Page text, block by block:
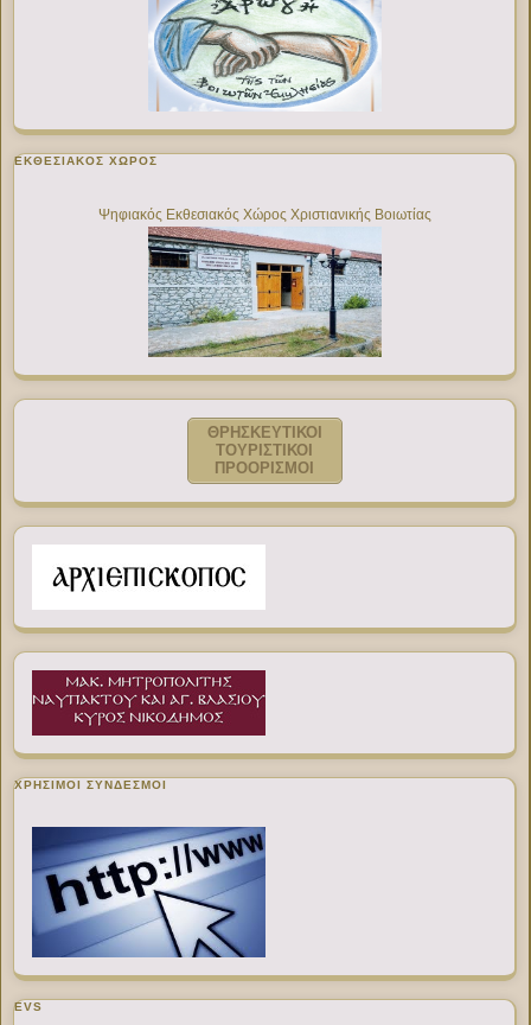
ΕΚΘΕΣΙΑΚΌΣ ΧΏΡΟΣ
Ψηφιακός Εκθεσιακός Χώρος Χριστιανικής Βοιωτίας
ΘΡΗΣΚΕΥΤΙΚΟΙ
ΤΟΥΡΙΣΤΙΚΟΙ
ΠΡΟΟΡΙΣΜΟΙ
ΧΡΉΣΙΜΟΙ ΣΎΝΔΕΣΜΟΙ
EVS